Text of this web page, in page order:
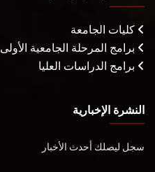
كليات الجامعة
برامج المرحلة الجامعية الأولى
برامج الدراسات العليا
النشرة الإخبارية
سجل ليصلك أحدث الأخبار